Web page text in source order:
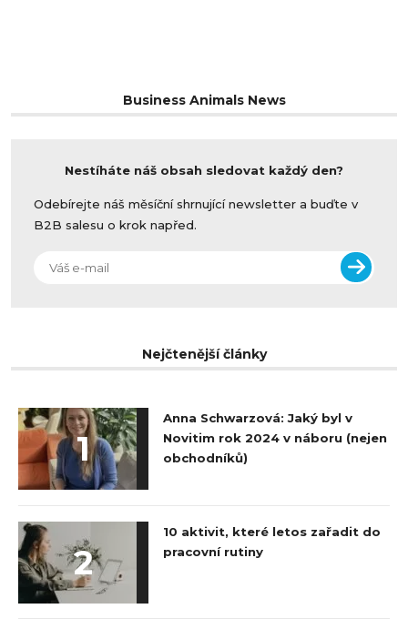
Business Animals News
Nestíháte náš obsah sledovat každý den?
Odebírejte náš měsíční shrnující newsletter a buďte v
B2B salesu o krok napřed.
Nejčtenější články
1
Anna Schwarzová: Jaký byl v
Novitim rok 2024 v náboru (nejen
obchodníků)
2
10 aktivit, které letos zařadit do
pracovní rutiny